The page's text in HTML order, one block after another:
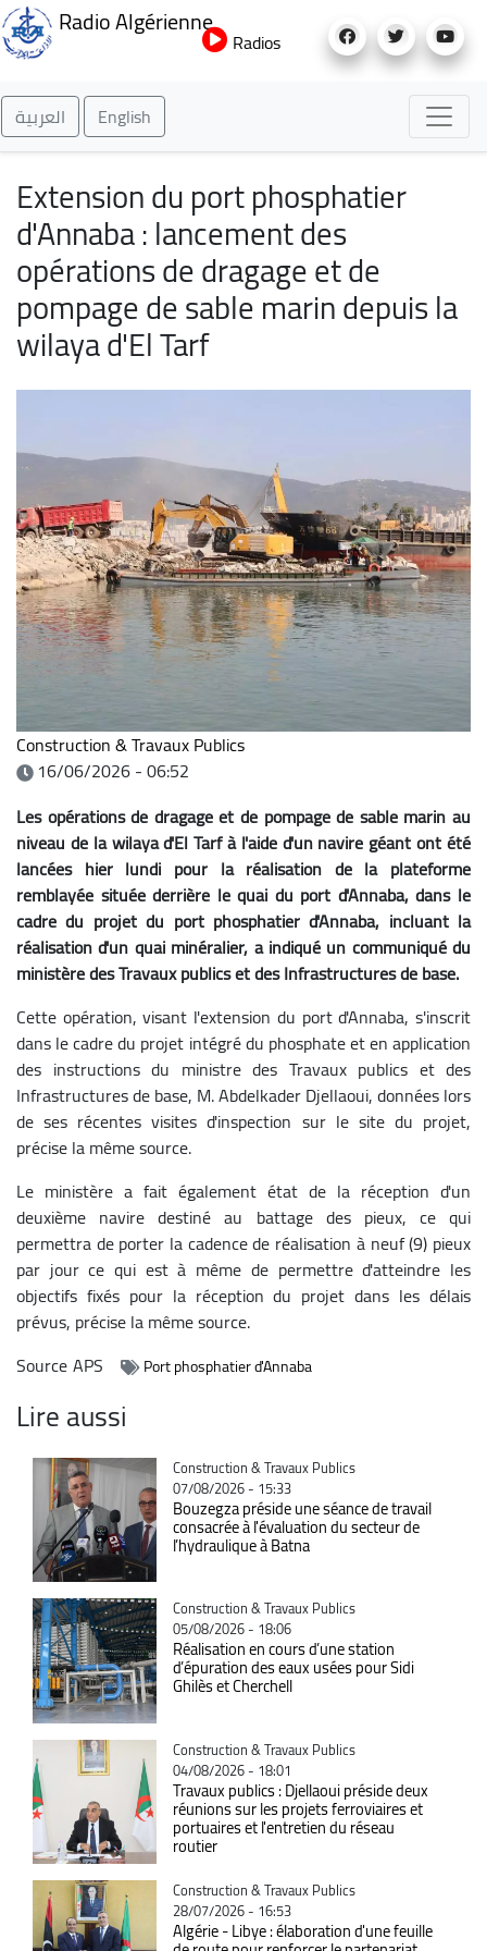
au
Radio Algérienne
Radios
العربية English
Extension du port phosphatier
d'Annaba : lancement des
opérations de dragage et de
pompage de sable marin depuis la
wilaya d'El Tarf
Construction & Travaux Publics
16/06/2026 - 06:52
Les opérations de dragage et de pompage de sable marin au
niveau de la wilaya d'El Tarf à l'aide d'un navire géant ont été
lancées hier lundi pour la réalisation de la plateforme
remblayée située derrière le quai du port d'Annaba, dans le
cadre du projet du port phosphatier d'Annaba, incluant la
réalisation d'un quai minéralier, a indiqué un communiqué du
ministère des Travaux publics et des Infrastructures de base.
Cette opération, visant l'extension du port d'Annaba, s'inscrit
dans le cadre du projet intégré du phosphate et en application
des instructions du ministre des Travaux publics et des
Infrastructures de base, M. Abdelkader Djellaoui, données lors
de ses récentes visites d'inspection sur le site du projet,
précise la même source.
Le ministère a fait également état de la réception d'un
deuxième navire destiné au battage des pieux, ce qui
permettra de porter la cadence de réalisation à neuf (9) pieux
par jour ce qui est à même de permettre d'atteindre les
objectifs fixés pour la réception du projet dans les délais
prévus, précise la même source.
SourceAPS Port phosphatier d'Annaba
Lire aussi
Catégorie
Construction & Travaux Publics
07/08/2026 - 15:33
Bouzegza préside une séance de travail
consacrée à l'évaluation du secteur de
l’hydraulique à Batna
Catégorie
Construction & Travaux Publics
05/08/2026 - 18:06
Réalisation en cours d’une station
d’épuration des eaux usées pour Sidi
Ghilès et Cherchell
Catégorie
Construction & Travaux Publics
04/08/2026 - 18:01
Travaux publics : Djellaoui préside deux
réunions sur les projets ferroviaires et
portuaires et l'entretien du réseau
routier
Catégorie
Construction & Travaux Publics
28/07/2026 - 16:53
Algérie - Libye : élaboration d'une feuille